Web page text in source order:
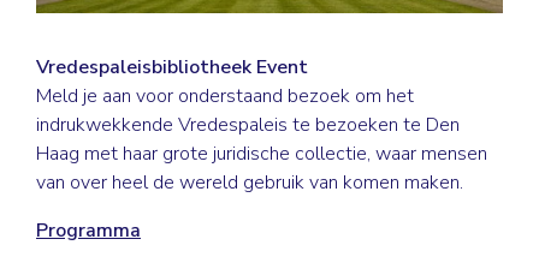
Vredespaleisbibliotheek Event
Meld je aan voor onderstaand bezoek om het
indrukwekkende Vredespaleis te bezoeken te Den
Haag met haar grote juridische collectie, waar mensen
van over heel de wereld gebruik van komen maken.
Programma